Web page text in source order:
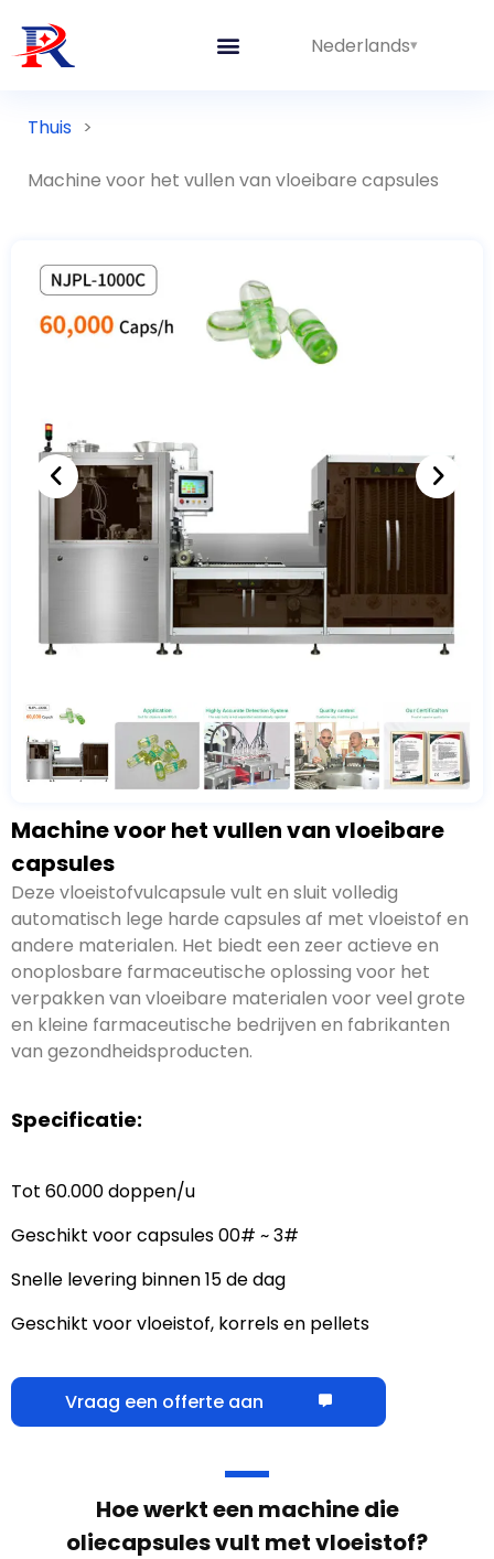
Nederlands
Thuis >
Machine voor het vullen van vloeibare capsules
Machine voor het vullen van vloeibare
capsules
Deze vloeistofvulcapsule vult en sluit volledig
automatisch lege harde capsules af met vloeistof en
andere materialen. Het biedt een zeer actieve en
onoplosbare farmaceutische oplossing voor het
verpakken van vloeibare materialen voor veel grote
en kleine farmaceutische bedrijven en fabrikanten
van gezondheidsproducten.
Specificatie:
Tot 60.000 doppen/u
Geschikt voor capsules 00# ~ 3#
Snelle levering binnen 15 de dag
Geschikt voor vloeistof, korrels en pellets
Vraag een offerte aan
Hoe werkt een machine die
oliecapsules vult met vloeistof?